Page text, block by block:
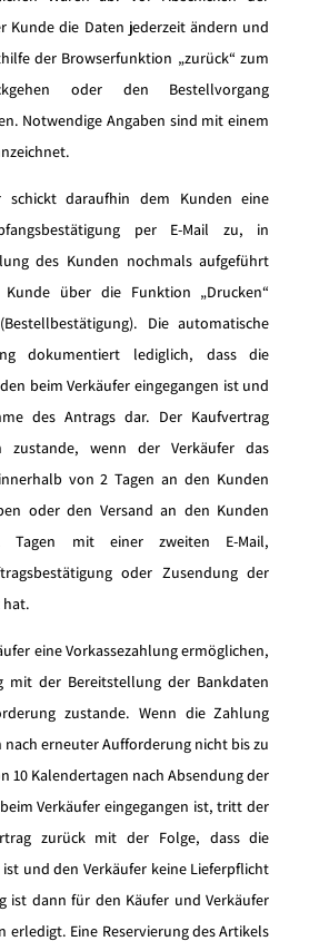
Kunde die Daten jederzeit ändern und
der Browserfunktion „zurück“ zum
oder den Bestellvorgang
Notwendige Angaben sind mit einem
schickt daraufhin dem Kunden eine
per E-Mail zu, in
des Kunden nochmals aufgeführt
über die Funktion „Drucken“
Die automatische
dokumentiert lediglich, dass die
beim Verkäufer eingegangen ist und
des Antrags dar. Der Kaufvertrag
wenn der Verkäufer das
von 2 Tagen an den Kunden
oder den Versand an den Kunden
mit einer zweiten E-Mail,
oder Zusendung der
hat.
eine Vorkassezahlung ermöglichen,
mit der Bereitstellung der Bankdaten
zustande. Wenn die Zahlung
erneuter Aufforderung nicht bis zu
10 Kalendertagen nach Absendung der
Verkäufer eingegangen ist, tritt der
zurück mit der Folge, dass die
und den Verkäufer keine Lieferpflicht
ist dann für den Käufer und Verkäufer
erledigt. Eine Reservierung des Artikels